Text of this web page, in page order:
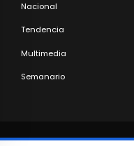
Nacional
Tendencia
Multimedia
Semanario